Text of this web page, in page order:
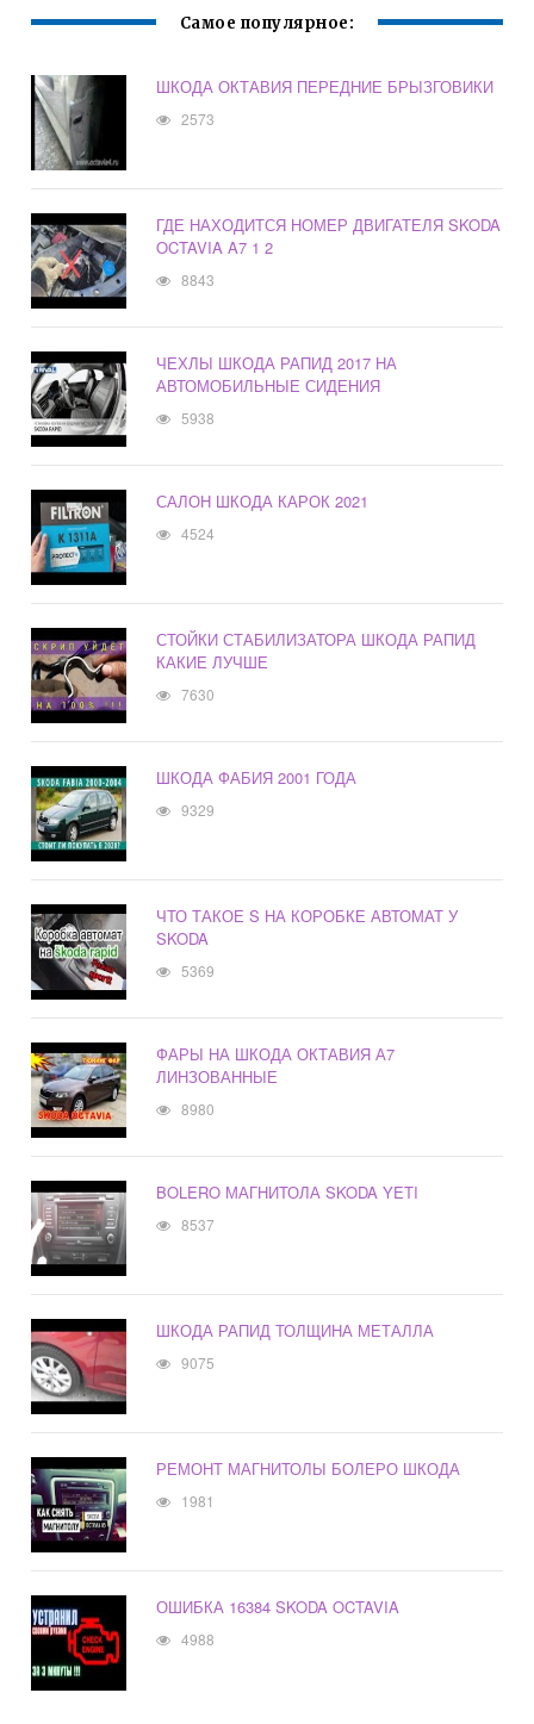
Самое популярное:
ШКОДА ОКТАВИЯ ПЕРЕДНИЕ БРЫЗГОВИКИ
2573
ГДЕ НАХОДИТСЯ НОМЕР ДВИГАТЕЛЯ SKODA
OCTAVIA A7 1 2
8843
ЧЕХЛЫ ШКОДА РАПИД 2017 НА
АВТОМОБИЛЬНЫЕ СИДЕНИЯ
5938
САЛОН ШКОДА КАРОК 2021
4524
СТОЙКИ СТАБИЛИЗАТОРА ШКОДА РАПИД
КАКИЕ ЛУЧШЕ
7630
ШКОДА ФАБИЯ 2001 ГОДА
9329
ЧТО ТАКОЕ S НА КОРОБКЕ АВТОМАТ У
SKODA
5369
ФАРЫ НА ШКОДА ОКТАВИЯ А7
ЛИНЗОВАННЫЕ
8980
BOLERO МАГНИТОЛА SKODA YETI
8537
ШКОДА РАПИД ТОЛЩИНА МЕТАЛЛА
9075
РЕМОНТ МАГНИТОЛЫ БОЛЕРО ШКОДА
1981
ОШИБКА 16384 SKODA OCTAVIA
4988